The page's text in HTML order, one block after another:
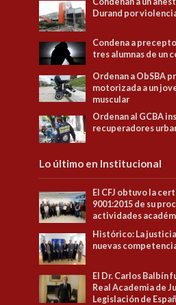
Durand por
Condena a
tres alumnas de un
Ordenan a ObSBA
motorizada a un
muscular
Ordenan al GCBA
recuperadores
Lo último en Institucional
El CFJ obtuvo la
9001:2015 de su
actividades
Histórico: La
nuevas
El Dr. Carlos Balbín
Real Academia de
Legislación de